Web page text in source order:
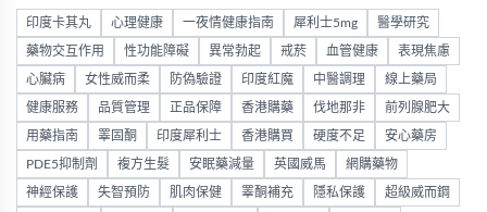
印度卡其丸 心理健康 一夜情健康指南 犀利士5mg 醫學研究
藥物交互作用 性功能障礙 異常勃起 戒菸 血管健康 表現焦慮
心臟病 女性威而柔 防偽驗證 印度紅魔 中醫調理 線上藥局
健康服務 品質管理 正品保障 香港購藥 伐地那非 前列腺肥大
用藥指南 睪固酮 印度犀利士 香港購買 硬度不足 安心藥房
PDE5抑制劑 複方生髮 安眠藥減量 英國威馬 網購藥物
神經保護 失智預防 肌肉保健 睪酮補充 隱私保護 超級威而鋼